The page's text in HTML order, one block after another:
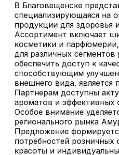
В Благовещенске
специализирующаяся на
продукции для здоровья
Ассортимент включает
косметики и
для различных
обеспечить доступ к
способствующим
внешнего вида, является
Партнерам доступны
ароматов и эффективных
Особое внимание
регионального рынка
Предложение
потребностей розничных
красоты и